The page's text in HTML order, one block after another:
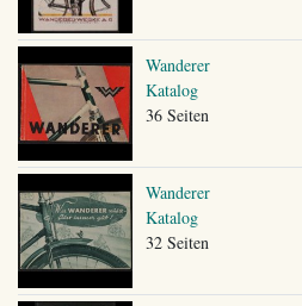
Wanderer
Katalog
36 Seiten
Wanderer
Katalog
32 Seiten